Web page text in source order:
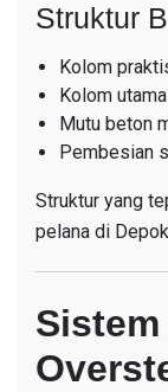
Struktur
Kolom
Kolom
Mutu beton
Pembesian
Struktur yang
pelana di